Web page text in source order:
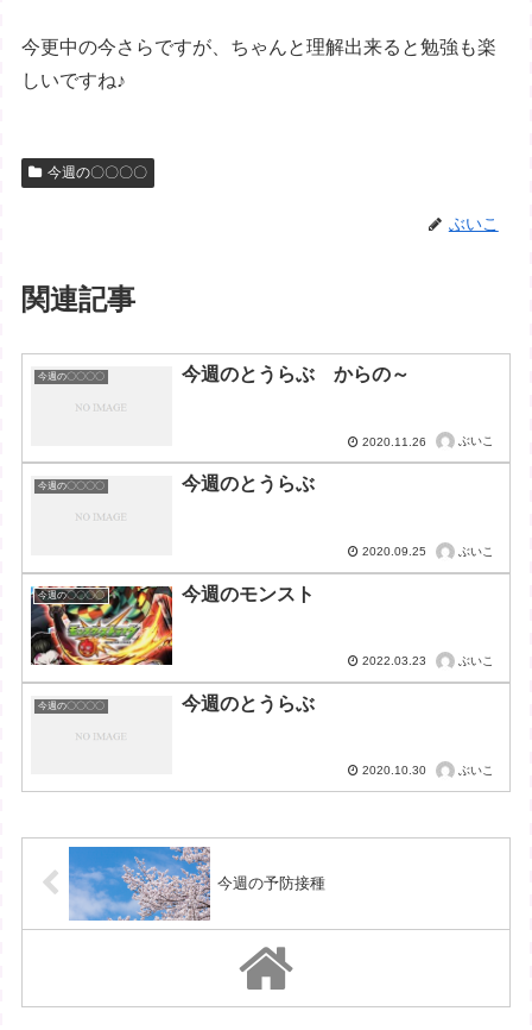
今更中の今さらですが、ちゃんと理解出来ると勉強も楽
しいですね♪
今週の〇〇〇〇
ぶいこ
関連記事
今週の〇〇〇〇 今週のとうらぶ からの～
2020.11.26 ぶいこ
今週の〇〇〇〇 今週のとうらぶ
2020.09.25 ぶいこ
今週の〇〇〇〇 今週のモンスト
2022.03.23 ぶいこ
今週の〇〇〇〇 今週のとうらぶ
2020.10.30 ぶいこ
今週の予防接種